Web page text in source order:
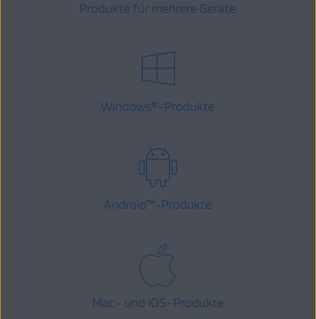
Produkte für mehrere Geräte
Windows® -Produkte
Android™-Produkte
Mac- und iOS-Produkte